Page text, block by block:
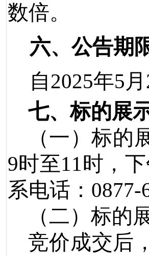
数倍。
六、公告期
自2025年5月
七、标的展
（一）标的
9时至11时，
系电话： 0877-
（二）标的
竞价成交后